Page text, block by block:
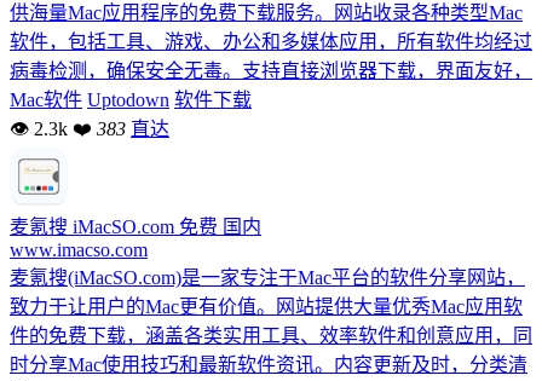
供海量Mac应用程序的免费下载服务。网站收录各种类型Mac
软件，包括工具、游戏、办公和多媒体应用，所有软件均经过
病毒检测，确保安全无毒。支持直接浏览器下载，界面友好，
Mac软件 Uptodown 软件下载
👁 2.3k ❤ 383 直达
麦氪搜 iMacSO.com 免费 国内
www.imacso.com
麦氪搜(iMacSO.com)是一家专注于Mac平台的软件分享网站，
致力于让用户的Mac更有价值。网站提供大量优秀Mac应用软
件的免费下载，涵盖各类实用工具、效率软件和创意应用，同
时分享Mac使用技巧和最新软件资讯。内容更新及时，分类清